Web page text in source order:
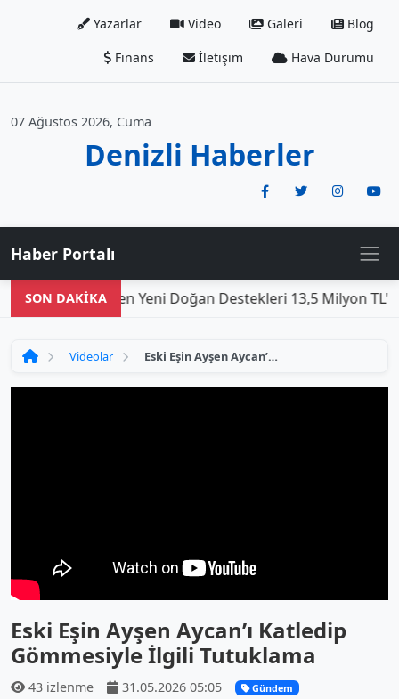
Yazarlar Video Galeri
Blog
Finans
İletişim Hava Durumu
07 Ağustos 2026, Cuma
Denizli Haberler
Haber Portalı
SON DAKİKA
Videolar Eski Eşin Ayşen Aycan’ı Katledip Gömmesiyle İlgili Tutuklama
Eski Eşin Ayşen Aycan’ı Katledip
Gömmesiyle İlgili Tutuklama
43 izlenme 31.05.2026 05:05 Gündem